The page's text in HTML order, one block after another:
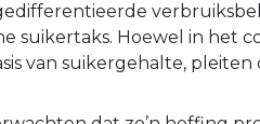
suikertaks. Hoewel in het
van suikergehalte, pleiten